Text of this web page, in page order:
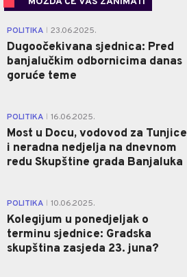
POLITIKA 23.06.2025.
Dugoočekivana sjednica: Pred
banjalučkim odbornicima danas
goruće teme
POLITIKA 16.06.2025.
Most u Docu, vodovod za Tunjice
i neradna nedjelja na dnevnom
redu Skupštine grada Banjaluka
POLITIKA 10.06.2025.
Kolegijum u ponedjeljak o
terminu sjednice: Gradska
skupština zasjeda 23. juna?